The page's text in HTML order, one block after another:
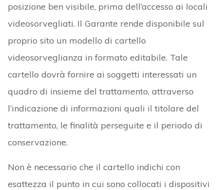
posizione ben visibile, prima dell’accesso ai locali
videosorvegliati. Il Garante rende disponibile sul
proprio sito un modello di cartello
videosorveglianza in formato editabile. Tale
cartello dovrà fornire ai soggetti interessati un
quadro di insieme del trattamento, attraverso
l’indicazione di informazioni quali il titolare del
trattamento, le finalità perseguite e il periodo di
conservazione.
Non è necessario che il cartello indichi con
esattezza il punto in cui sono collocati i dispositivi